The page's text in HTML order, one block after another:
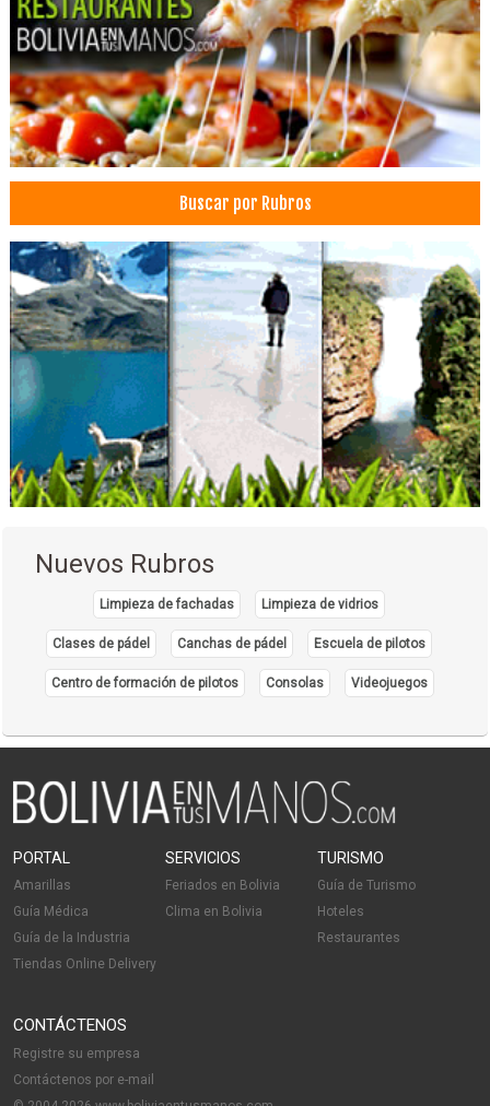
Servicios Funerarios
Salones Velatorios
Salud: Hospitales
Buscar por Rubros
Nuevos Rubros
Limpieza de fachadas Limpieza de vidrios
Clases de pádel Canchas de pádel Escuela de pilotos
Centro de formación de pilotos Consolas Videojuegos
PORTAL
Amarillas
Guía Médica
Guía de la Industria
Tiendas Online Delivery
SERVICIOS
Feriados en Bolivia
Clima en Bolivia
TURISMO
Guía de Turismo
Hoteles
Restaurantes
CONTÁCTENOS
Registre su empresa
Contáctenos por e-mail